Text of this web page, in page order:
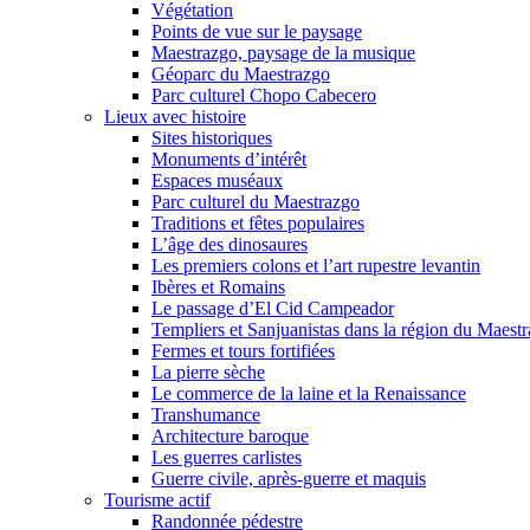
Végétation
Points de vue sur le paysage
Maestrazgo, paysage de la musique
Géoparc du Maestrazgo
Parc culturel Chopo Cabecero
Lieux avec histoire
Sites historiques
Monuments d’intérêt
Espaces muséaux
Parc culturel du Maestrazgo
Traditions et fêtes populaires
L’âge des dinosaures
Les premiers colons et l’art rupestre levantin
Ibères et Romains
Le passage d’El Cid Campeador
Templiers et Sanjuanistas dans la région du
Fermes et tours fortifiées
La pierre sèche
Le commerce de la laine et la Renaissance
Transhumance
Architecture baroque
Les guerres carlistes
Guerre civile, après-guerre et maquis
Tourisme actif
Randonnée pédestre